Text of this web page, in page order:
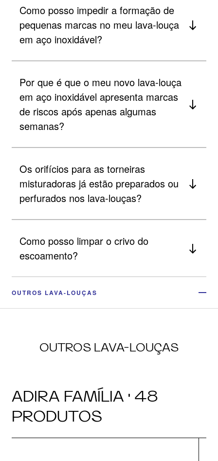
Como posso impedir a formação de
pequenas marcas no meu lava-louça
em aço inoxidável?
Por que é que o meu novo lava-louça
em aço inoxidável apresenta marcas
de riscos após apenas algumas
semanas?
Os orifícios para as torneiras
misturadoras já estão preparados ou
perfurados nos lava-louças?
Como posso limpar o crivo do
escoamento?
OUTROS LAVA-LOUÇAS
OUTROS LAVA-LOUÇAS
ADIRA FAMÍLIA · 48
PRODUTOS